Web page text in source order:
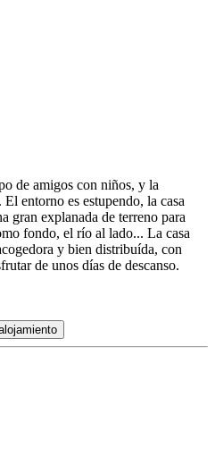
de amigos con niños, y la
entorno es estupendo, la casa
gran explanada de terreno para
fondo, el río al lado... La casa
y bien distribuída, con
de unos días de descanso.